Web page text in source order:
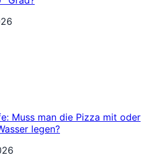
Muss man die Pizza mit oder
legen?